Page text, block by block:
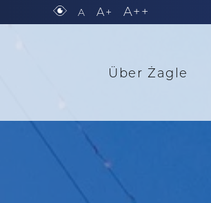
Über Żagle
A A+ A++